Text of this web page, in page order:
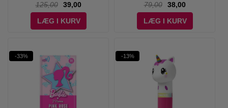
125,00
39,00
LÆG I KURV
79,00
38,00
LÆG I KURV
-33% -13%